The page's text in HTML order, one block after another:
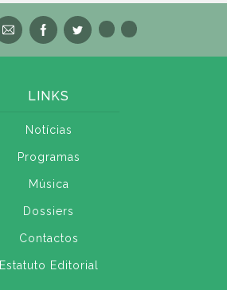
LINKS
Notícias
Programas
Música
Dossiers
Contactos
Estatuto Editorial